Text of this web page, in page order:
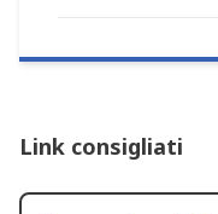
Link consigliati